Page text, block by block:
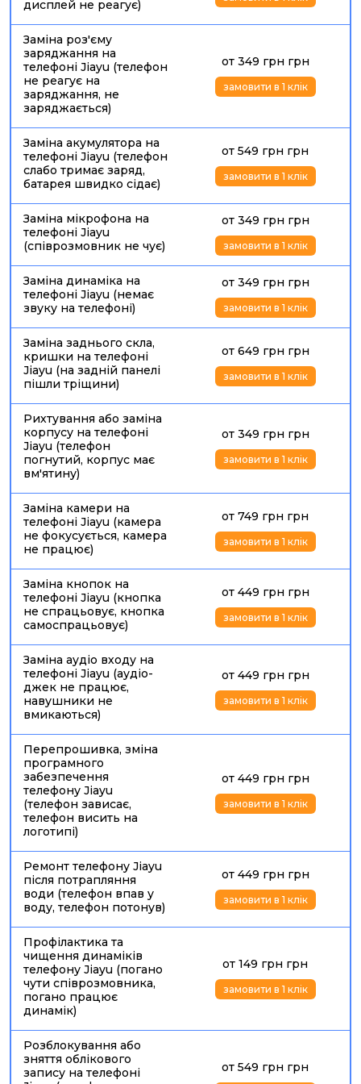
Проблеми із зарядкою
— кабель погано фіксується,
заряд іде з перебоями або пристрій не заряджається.
Потрапляння вологи
плати, мікрофона, динаміка, кнопок або роз’єму.
Вік пристрою — зношені шлейфи, слабкі контакти,
нестабільна робота сенсора або кнопок.
Програмні збої— зависання, циклічне
перезавантаження, помилки після скидання або
оновлення.
ЗАМІНА СКЛА НА ТЕЛЕФОНІ JIAYU
Заміна скла на телефоні Jiayu
можлива, якщо
пошкоджений лише зовнішній шар, а зображення
залишається рівним, без плям, смуг, затемнень і
мерехтіння. Сенсор має реагувати коректно по всій площі
екрана. Якщо матриця справна, майстер може оцінити
варіант ремонту без повної заміни дисплейного модуля.
Реальний сценарій: Jiayu впав на плитку, скло тріснуло,
але екран продовжив працювати. Власник користувався
телефоном ще кілька тижнів, бо «сенсор реагує». За цей
час у тріщини потрапили пил і волога, сенсор почав
працювати із затримкою, а рамка отримала додаткове
навантаження. У результаті
стала вищою, ніж могла бути при зверненні одразу після
падіння. Подібний підхід застосовується під час
Lenovo після розбитого скла
: спочатку перевіряється
дисплей, сенсор, рамка та стан внутрішніх шлейфів, а вже
потім обирається спосіб відновлення.
ЗАМІНА ДИСПЛЕЯ НА ДЖИАЮ: КОЛИ СКЛА ВЖЕ
НЕДОСТАТНЬО
Заміна дисплея на Джиаю
потрібна, якщо екран не
показує зображення, з’явилися смуги, плями, чорний
екран, мерехтіння, випадкові натискання або сенсор
перестав реагувати. У такій ситуації заміна тільки скла не
вирішить проблему, тому що пошкоджена матриця,
сенсорний шар або шлейф дисплея. Якщо вас цікавить,
скільки коштує ремонт дисплея Jiayu
враховувати точну модель, тип екрана, стан рамки,
доступність запчастини та приховані пошкодження після
удару. У рідкісних моделей Jiayu деталі можуть
зустрічатися не завжди, тому фінальна вартість
визначається після діагностики та перевірки сумісності.
ЗАМІНА БАТАРЕЇ НА ТЕЛЕФОНІ ДЖИАЮ
Заміна батареї на телефоні Джиаю
смартфон швидко розряджається, вимикається при 20–
30%, довго заряджається, нагрівається або неправильно
показує відсоток заряду. Навіть якщо телефон зовні
виглядає справним, стара батарея може викликати
системи. Якщо акумулятор здувся, задня кришка почала
відходити або екран піднявся над рамкою, користуватися
смартфоном не можна. У такій ситуації краще швидко
здати телефон в ремонт Jiayu
, щоб не пошкодити
дисплей, корпус і плату. При схожих симптомах майстер
також перевіряє ланцюг живлення — як і під час
Xiaomi з швидкою розрядкою та проблемами зарядки
ЩО БУДЕ, ЯКЩО НЕ РЕМОНТУВАТИ JIAYU
ВЧАСНО
Невелика несправність рідко залишається без наслідків.
Розбите скло пропускає пил і вологу, слабкий акумулятор
викликає раптові вимкнення, а несправний роз’єм
зарядки може пошкодити ланцюг живлення. Тому
дисплей не реагує)
Заміна роз'єму
заряджання на
телефоні Jiayu (телефон
не реагує на
заряджання, не
заряджається)
от 349 грн грн
замовити в 1 клік
Заміна акумулятора на
телефоні Jiayu (телефон
слабо тримає заряд,
батарея швидко сідає)
от 549 грн грн
замовити в 1 клік
Заміна мікрофона на
телефоні Jiayu
(співрозмовник не чує)
от 349 грн грн
замовити в 1 клік
Заміна динаміка на
телефоні Jiayu (немає
звуку на телефоні)
от 349 грн грн
замовити в 1 клік
Заміна заднього скла,
кришки на телефоні
Jiayu (на задній панелі
пішли тріщини)
от 649 грн грн
замовити в 1 клік
Рихтування або заміна
корпусу на телефоні
Jiayu (телефон
погнутий, корпус має
вм'ятину)
от 349 грн грн
замовити в 1 клік
Заміна камери на
телефоні Jiayu (камера
не фокусується, камера
не працює)
от 749 грн грн
замовити в 1 клік
Заміна кнопок на
телефоні Jiayu (кнопка
не спрацьовує, кнопка
самоспрацьовує)
от 449 грн грн
замовити в 1 клік
Заміна аудіо входу на
телефоні Jiayu (аудіо-
джек не працює,
навушники не
вмикаються)
от 449 грн грн
замовити в 1 клік
Перепрошивка, зміна
програмного
забезпечення
телефону Jiayu
(телефон зависає,
телефон висить на
логотипі)
от 449 грн грн
замовити в 1 клік
Ремонт телефону Jiayu
після потрапляння
води (телефон впав у
воду, телефон потонув)
от 449 грн грн
замовити в 1 клік
Профілактика та
чищення динаміків
телефону Jiayu (погано
чути співрозмовника,
погано працює
динамік)
от 149 грн грн
замовити в 1 клік
Розблокування або
зняття облікового
запису на телефоні
от 549 грн грн